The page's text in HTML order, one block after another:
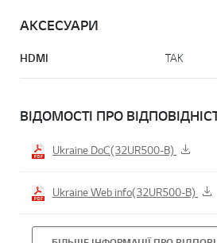
АКСЕСУАРИ
HDMI ТАК
ВІДОМОСТІ ПРО
Ukraine DoC(32UR500-B)
Ukraine Web info(32UR500-B)